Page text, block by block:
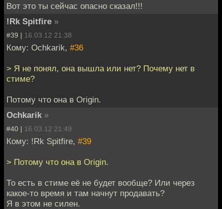
Вот это ты сейчас опасно сказал!!!
!Rk Spitfire »
#39 | 16.03.12 21:38
Кому: Ochkarik, #36
> Я не понял, она вышла или нет? Почему нет в
стиме?
Потому что она в Origin.
Ochkarik »
#40 | 16.03.12 21:49
Кому: !Rk Spitfire, #39
> Потому что она в Origin.
То есть в стиме её не будет вообще? Или через
какое-то время и там начнут продавать?
Я в этом не силен.